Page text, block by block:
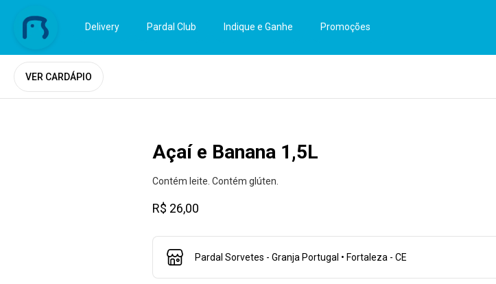
Delivery Pardal Club Indique e Ganhe Promoções
VER CARDÁPIO
Açaí e Banana 1,5L
Contém leite. Contém glúten.
R$ 26,00
Pardal Sorvetes - Granja Portugal • Fortaleza - CE